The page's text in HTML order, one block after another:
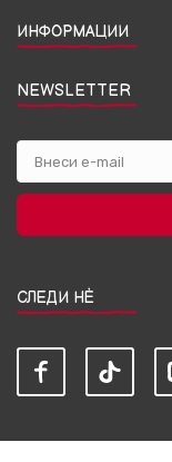
ИНФОРМАЦИИ
NEWSLETTER
СЛЕДИ НЀ